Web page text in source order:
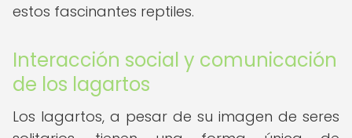
estos fascinantes reptiles.
Interacción social y comunicación
de los lagartos
Los lagartos, a pesar de su imagen de seres